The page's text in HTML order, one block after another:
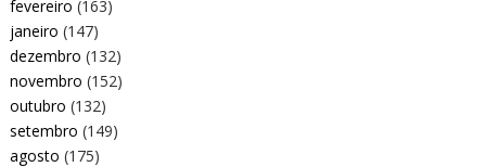
fevereiro (163)
janeiro (147)
dezembro (132)
novembro (152)
outubro (132)
setembro (149)
agosto (175)